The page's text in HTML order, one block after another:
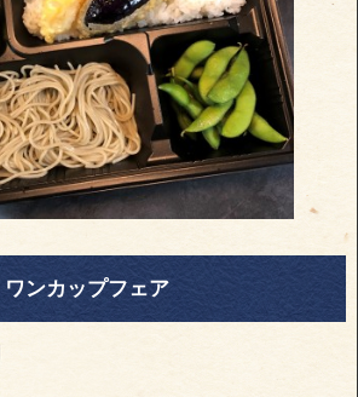
ワンカップフェア